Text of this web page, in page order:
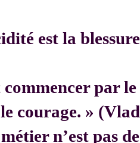
est la
par le
courage. »
n’est pas